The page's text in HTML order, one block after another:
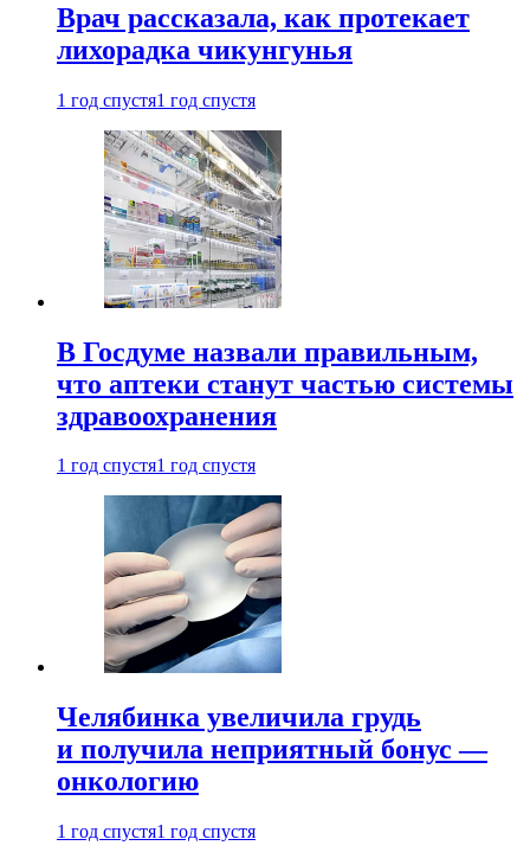
Врач рассказала, как протекает
лихорадка чикунгунья
1 год спустя1 год спустя
В Госдуме назвали правильным,
что аптеки станут частью системы
здравоохранения
1 год спустя1 год спустя
Челябинка увеличила грудь
и получила неприятный бонус —
онкологию
1 год спустя1 год спустя